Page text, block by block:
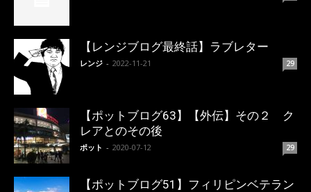
【レンジブログ最終話】ラブレター
レンジ - 2022-11-21 29
【ポットブログ63】【外伝】その２ ク
レアとのその後
ポット - 2020-07-12 29
【ポットブログ51】フィリピンベテラン